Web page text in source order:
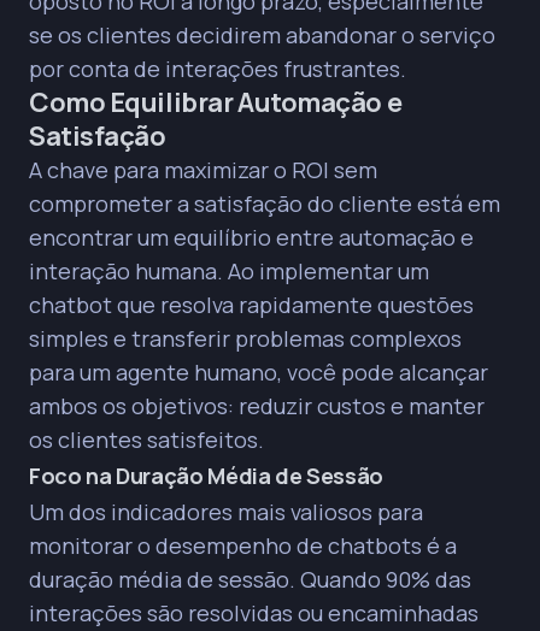
se os clientes decidirem abandonar o serviço
por conta de interações frustrantes.
Como Equilibrar Automação e
Satisfação
A chave para maximizar o ROI sem
comprometer a satisfação do cliente está em
encontrar um equilíbrio entre automação e
interação humana. Ao implementar um
chatbot que resolva rapidamente questões
simples e transferir problemas complexos
para um agente humano, você pode alcançar
ambos os objetivos: reduzir custos e manter
os clientes satisfeitos.
Foco na Duração Média de Sessão
Um dos indicadores mais valiosos para
monitorar o desempenho de chatbots é a
duração média de sessão. Quando 90% das
interações são resolvidas ou encaminhadas